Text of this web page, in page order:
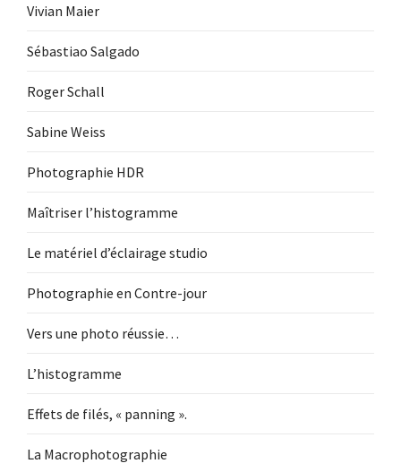
Vivian Maier
Sébastiao Salgado
Roger Schall
Sabine Weiss
Photographie HDR
Maîtriser l’histogramme
Le matériel d’éclairage studio
Photographie en Contre-jour
Vers une photo réussie…
L’histogramme
Effets de filés, « panning ».
La Macrophotographie